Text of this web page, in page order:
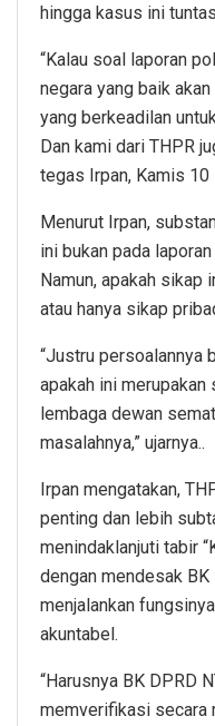
hingga kasus ini
“Kalau soal laporan
negara yang baik
yang berkeadilan
Dan kami dari THPR
tegas Irpan, Kamis
Menurut Irpan,
ini bukan pada
Namun, apakah sikap
atau hanya sikap
“Justru persoalannya
apakah ini
lembaga dewan
masalahnya,” ujarnya..
Irpan mengatakan,
penting dan lebih
menindaklanjuti tabir
dengan mendesak
menjalankan
akuntabel.
“Harusnya BK DPRD
memverifikasi secara